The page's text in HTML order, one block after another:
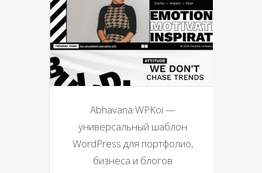
Abhavana WPKoi —
универсальный шаблон
WordPress для портфолио,
бизнеса и блогов